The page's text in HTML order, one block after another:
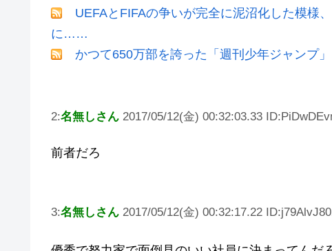
UEFAとFIFAの争いが完全に泥沼化した模様
に……
かつて650万部を誇った「週刊少年ジャンプ
2:名無しさん 2017/05/12(金) 00:32:03.33
前者だろ
3:名無しさん 2017/05/12(金) 00:32:17.22